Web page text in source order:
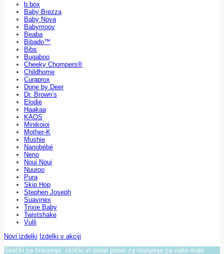
b.box
Baby Brezza
Baby Nova
Babymoov
Beaba
Bibado™
Bibs
Bugaboo
Cheeky Chompers®
Childhome
Curaprox
Done by Deer
Dr. Brown’s
Elodie
Haakaa
KAOS
Minikoioi
Mother-K
Mushie
Nanobébé
Neno
Noui Noui
Nuuroo
Pura
Skip Hop
Stephen Joseph
Suavinex
Trixie Baby
Twistshake
Vulli
Novi izdelki Izdelki v akciji
Stolčki za hranjenje, slinčki in ostali pribor za hranjenje za vaše male